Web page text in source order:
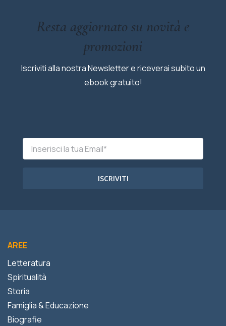
Resta aggiornato su novità e
promozioni
Iscriviti alla nostra Newsletter e riceverai subito un
ebook gratuito!
ISCRIVITI
AREE
Letteratura
Spiritualità
Storia
Famiglia & Educazione
Biografie